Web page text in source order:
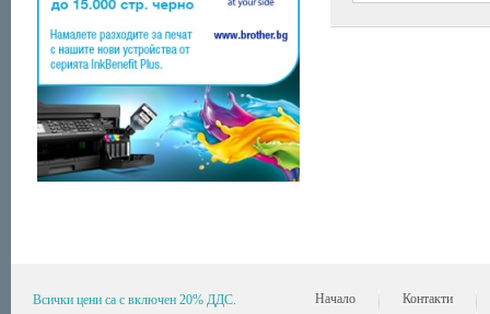
Всички цени са с включен 20% ДДС. Начало Контакти